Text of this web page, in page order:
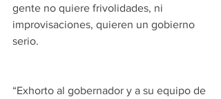
gente no quiere frivolidades, ni
improvisaciones, quieren un gobierno
serio.
“Exhorto al gobernador y a su equipo de